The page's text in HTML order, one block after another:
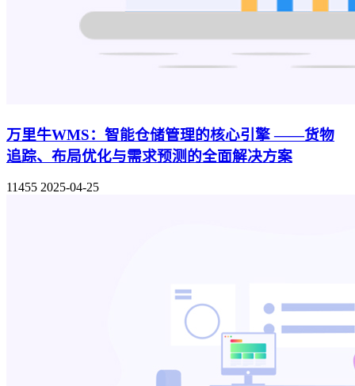
万里牛WMS：智能仓储管理的核心引擎 ——货物
追踪、布局优化与需求预测的全面解决方案
11455 2025-04-25